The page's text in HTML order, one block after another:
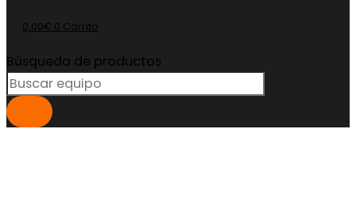
0,00€ 0 Carrito
Búsqueda de productos